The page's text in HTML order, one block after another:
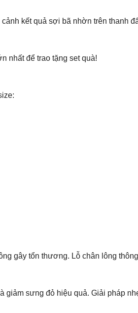
kết quả sợi bã nhờn trên thanh
nhất để trao tặng set quà!
gây tổn thương. Lỗ chân lông
giảm sưng đỏ hiệu quả. Giải pháp